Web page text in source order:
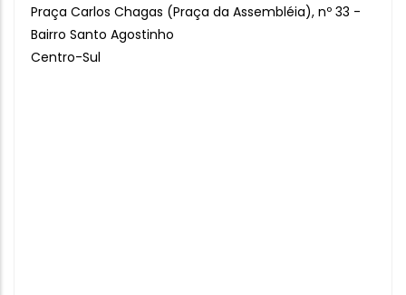
Praça Carlos Chagas (Praça da Assembléia), nº 33 -
Bairro Santo Agostinho
Centro-Sul